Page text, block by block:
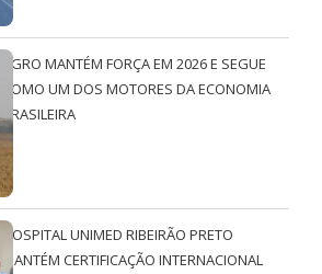
AGRO MANTÉM FORÇA EM 2026 E SEGUE
COMO UM DOS MOTORES DA ECONOMIA
BRASILEIRA
HOSPITAL UNIMED RIBEIRÃO PRETO
MANTÉM CERTIFICAÇÃO INTERNACIONAL